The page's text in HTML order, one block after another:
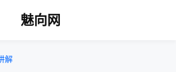
魅向网
解